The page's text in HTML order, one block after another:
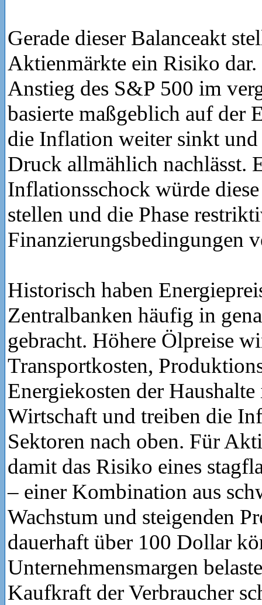
Gerade dieser Balanceakt
Aktienmärkte ein Risiko dar.
Anstieg des S&P 500 im
basierte maßgeblich auf der
die Inflation weiter sinkt
Druck allmählich nachlässt.
Inflationsschock würde
stellen und die Phase
Finanzierungsbedingungen
Historisch haben
Zentralbanken häufig in
gebracht. Höhere Ölpreise
Transportkosten,
Energiekosten der
Wirtschaft und treiben die
Sektoren nach oben. Für
damit das Risiko eines
– einer Kombination aus
Wachstum und steigenden
dauerhaft über 100 Dollar
Unternehmensmargen
Kaufkraft der Verbraucher